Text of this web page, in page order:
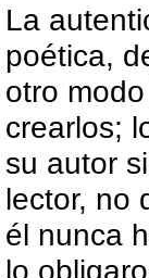
La
poética,
otro
crearlos;
su autor
lector, no
él nunca
lo